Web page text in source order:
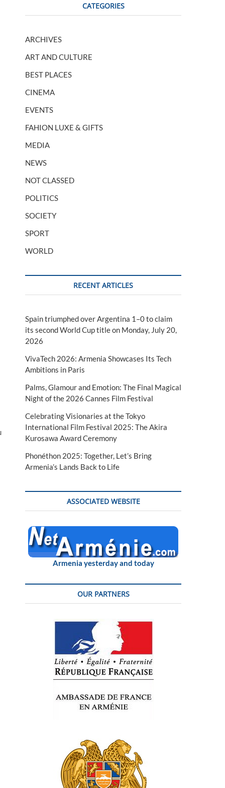
CATEGORIES
ARCHIVES
ART AND CULTURE
BEST PLACES
CINEMA
EVENTS
FAHION LUXE & GIFTS
MEDIA
NEWS
NOT CLASSED
POLITICS
SOCIETY
SPORT
WORLD
RECENT ARTICLES
Spain triumphed over Argentina 1–0 to claim
its second World Cup title on Monday, July 20,
2026
VivaTech 2026: Armenia Showcases Its Tech
Ambitions in Paris
Palms, Glamour and Emotion: The Final Magical
Night of the 2026 Cannes Film Festival
Celebrating Visionaries at the Tokyo
International Film Festival 2025: The Akira
Kurosawa Award Ceremony
Phonéthon 2025: Together, Let’s Bring
Armenia’s Lands Back to Life
ASSOCIATED WEBSITE
Armenia yesterday and today
OUR PARTNERS